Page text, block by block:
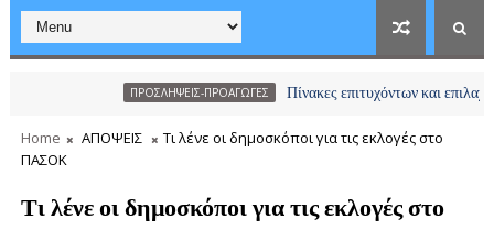
ΠΡΟΣΛΗΨΕΙΣ-ΠΡΟΑΓΩΓΕΣ Πίνακες επιτυχόντων και επιλαχόντων
Home ΑΠΟΨΕΙΣ
Τι λένε οι δημοσκόποι για τις εκλογές στο
ΠΑΣΟΚ
Τι λένε οι δημοσκόποι για τις εκλογές στο